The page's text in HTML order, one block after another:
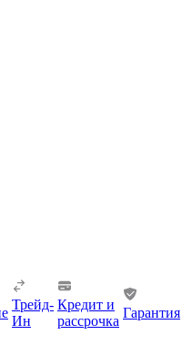
Трейд-
Ин
Кредит и
рассрочка
Гарантия